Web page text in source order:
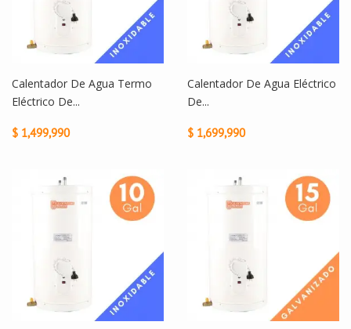
Calentador De Agua Termo
Eléctrico De...
$ 1,499,990
Calentador De Agua Eléctrico
De...
$ 1,699,990